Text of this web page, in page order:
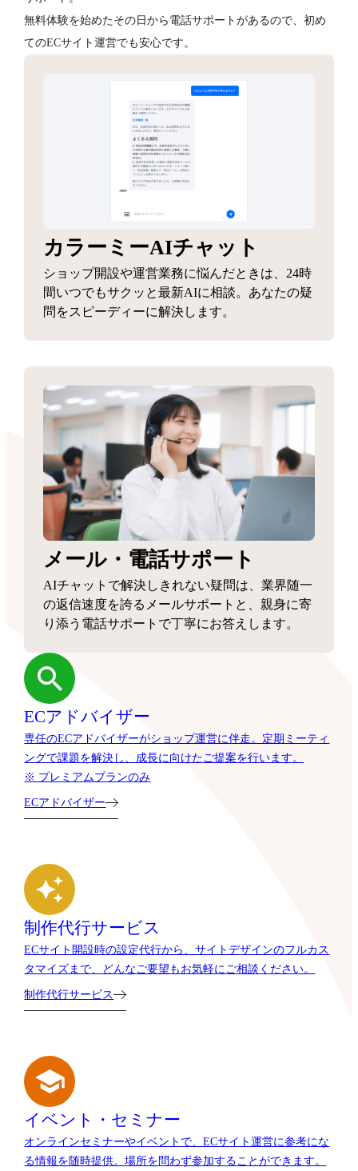
無料体験を始めたその日から電話サポートがあるので、初め
てのECサイト運営でも安心です。
カラーミーAIチャット
ショップ開設や運営業務に悩んだときは、24時
間いつでもサクッと最新AIに相談。あなたの疑
問をスピーディーに解決します。
メール・電話サポート
AIチャットで解決しきれない疑問は、業界随一
の返信速度を誇るメールサポートと、親身に寄
り添う電話サポートで丁寧にお答えします。
ECアドバイザー
専任のECアドバイザーがショップ運営に伴走。定期ミーティ
ングで課題を解決し、成長に向けたご提案を行います。
※ プレミアムプランのみ
ECアドバイザー
制作代行サービス
ECサイト開設時の設定代行から、サイトデザインのフルカス
タマイズまで、どんなご要望もお気軽にご相談ください。
制作代行サービス
イベント・セミナー
オンラインセミナーやイベントで、ECサイト運営に参考にな
る情報を随時提供。場所を問わず参加することができます。